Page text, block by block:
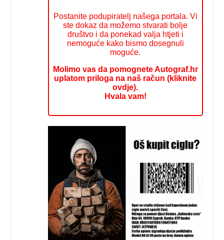
Postanite podupiratelj našega portala. Vi
ste dokaz da možemo stvarati bolje
društvo i da ponekad valja htjeti i
nemoguće kako bismo dosegnuli
moguće.
Molimo vas da pomognete Autograf.hr
uplatom priloga na naš račun (kliknite
ovdje).
Hvala vam!